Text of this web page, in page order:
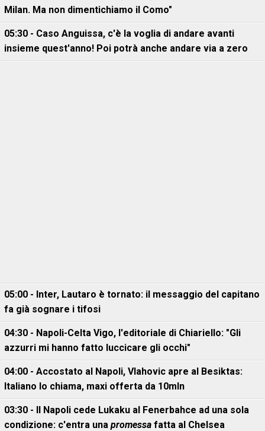
Milan. Ma non dimentichiamo il Como"
05:30 - Caso Anguissa, c'è la voglia di andare avanti
insieme quest'anno! Poi potrà anche andare via a zero
05:00 - Inter, Lautaro è tornato: il messaggio del capitano
fa già sognare i tifosi
04:30 - Napoli-Celta Vigo, l'editoriale di Chiariello: "Gli
azzurri mi hanno fatto luccicare gli occhi"
04:00 - Accostato al Napoli, Vlahovic apre al Besiktas:
Italiano lo chiama, maxi offerta da 10mln
03:30 - Il Napoli cede Lukaku al Fenerbahce ad una sola
condizione: c'entra una promessa fatta al Chelsea